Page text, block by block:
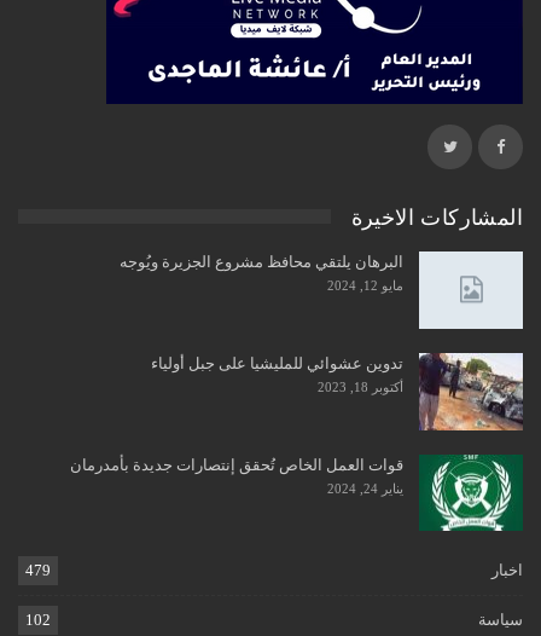
المشاركات الاخيرة
البرهان يلتقي محافظ مشروع الجزيرة ويُوجه
مايو 12, 2024
تدوين عشوائي للمليشيا على جبل أولياء
أكتوبر 18, 2023
قوات العمل الخاص تُحقق إنتصارات جديدة بأمدرمان
يناير 24, 2024
اخبار 479
سياسة 102